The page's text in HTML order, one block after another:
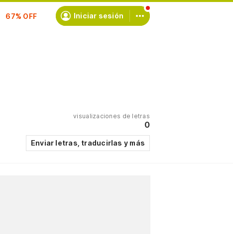
Suscríbete
Iniciar sesión
visualizaciones de letras
0
Enviar letras, traducirlas y más